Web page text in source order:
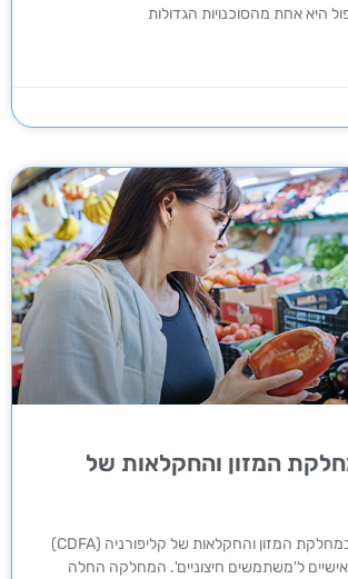
היא אחת מהסוכנויות הגדולות
המזון והחקלאות של
אירוע אבטחת מידע במחלקת המזון והחקלאות של קליפורניה (CDFA)
ל'משתמשים חיצוניים'. המחלקה החלה